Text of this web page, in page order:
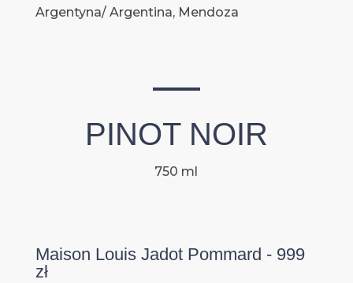
Argentyna/ Argentina, Mendoza
PINOT NOIR
750 ml
Maison Louis Jadot Pommard - 999
zł